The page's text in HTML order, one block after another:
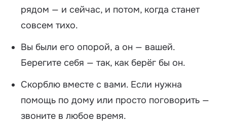
рядом — и сейчас, и потом, когда станет
совсем тихо.
Вы были его опорой, а он — вашей.
Берегите себя — так, как берёг бы он.
Скорблю вместе с вами. Если нужна
помощь по дому или просто поговорить —
звоните в любое время.